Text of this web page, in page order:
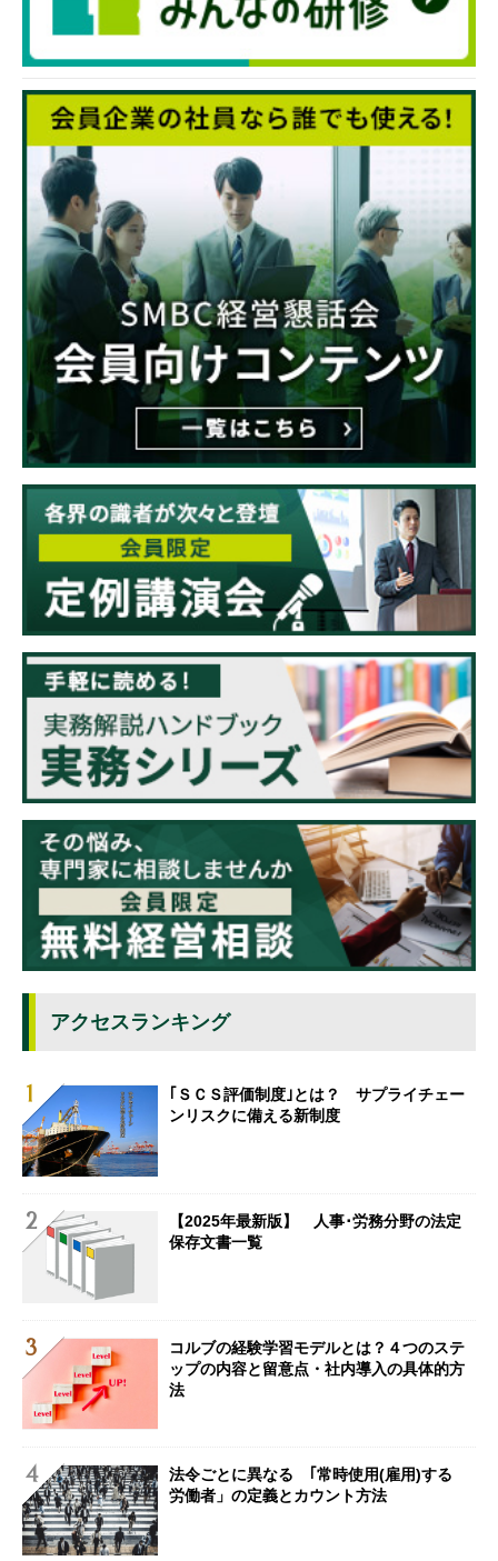
アクセスランキング
｢ＳＣＳ評価制度｣とは？ サプライチェー
ンリスクに備える新制度
【2025年最新版】 人事･労務分野の法定
保存文書一覧
コルブの経験学習モデルとは？４つのステ
ップの内容と留意点・社内導入の具体的方
法
法令ごとに異なる ｢常時使用(雇用)する
労働者」の定義とカウント方法